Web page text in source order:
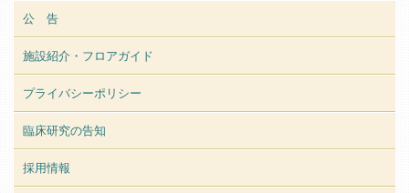
公 告
施設紹介・フロアガイド
プライバシーポリシー
臨床研究の告知
採用情報